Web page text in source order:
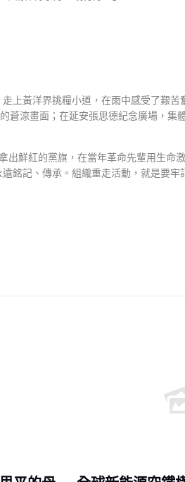
上黃洋界挑糧小道，在雨中感受了艱
涼畫面；在延安張思德紀念廣場，
鮮紅的黨旗，在當年革命先輩用生命
銘記、傳承。組織重走活動，就是要